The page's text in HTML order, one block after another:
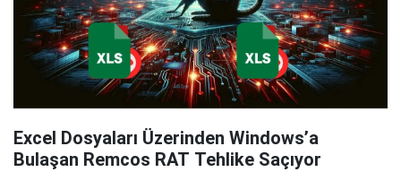
Excel Dosyaları Üzerinden Windows’a
Bulaşan Remcos RAT Tehlike Saçıyor